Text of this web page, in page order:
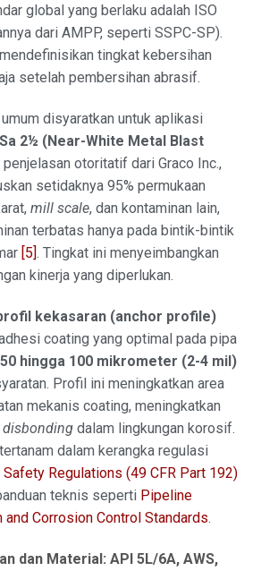
global yang berlaku adalah ISO
dari AMPP, seperti SSPC-SP).
tingkat kebersihan
setelah pembersihan abrasif.
disyaratkan untuk aplikasi
Sa 2½ (Near-White Metal Blast
penjelasan otoritatif dari Graco Inc.,
setidaknya 95% permukaan
mill scale, dan kontaminan lain,
terbatas hanya pada bintik-bintik
[5]. Tingkat ini menyeimbangkan
kinerja yang diperlukan.
kekasaran (anchor profile)
coating yang optimal pada pipa
50 hingga 100 mikrometer (2-4 mil)
Profil ini meningkatkan area
mekanis coating, meningkatkan
disbonding dalam lingkungan korosif.
dalam kerangka regulasi
Regulations (49 CFR Part 192)
teknis seperti Pipeline
Corrosion Control Standards.
dan Material: API 5L/6A, AWS,